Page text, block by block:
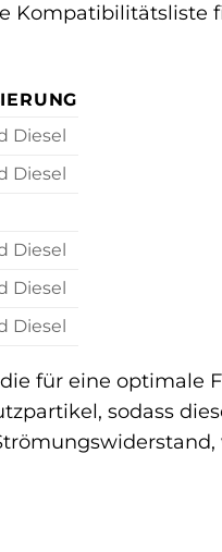
Kompatibilitätsliste
Diesel
Diesel
Diesel
Diesel
Diesel
für eine optimale
sodass